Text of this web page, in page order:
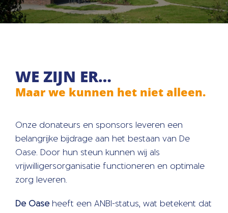
WE ZIJN ER…
Maar we kunnen het niet alleen.
Onze donateurs en sponsors leveren een
belangrijke bijdrage aan het bestaan van De
Oase. Door hun steun kunnen wij als
vrijwilligersorganisatie functioneren en optimale
zorg leveren.
De Oaseheeft een ANBI-status, wat betekent dat